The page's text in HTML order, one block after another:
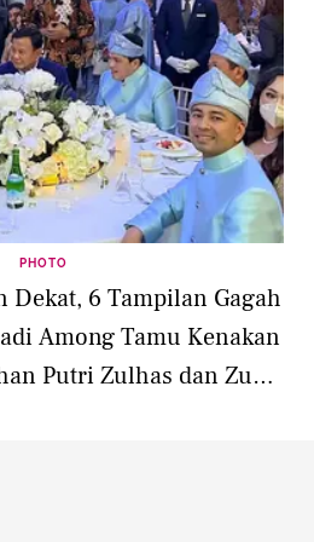
PHOTO
Dekat, 6 Tampilan Gagah
Among Tamu Kenakan
Putri Zulhas dan Zumi